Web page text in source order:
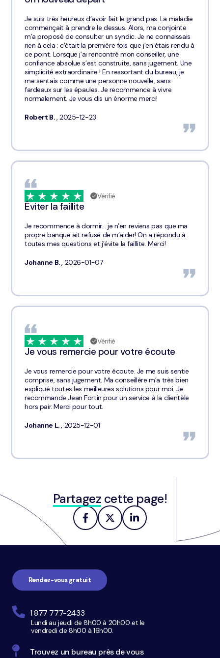
Je suis très heureux d’avoir fait le grand pas. La maladie
commençait à prendre le dessus. Alors, ma conjointe
m’a proposé de consulter un syndic. Je ne connaissais
rien à cela ; c’était la première fois que j’en étais rendu à
ce point. Lorsque j’ai rencontré mon conseiller, une
confiance absolue s’est construite, sans jugement. Une
simplicité extraordinaire ! En ressortant du bureau, je
me sentais comme une personne nouvelle, sans
fardeaux sur les épaules. Je recommence à vivre
normalement. Je vous dis un énorme merci!
Robert B., 2025-12-23
Vérifié
Éviter la faillite
Je recommence à dormir… je n’en reviens pas que ma
propre banque ait refusé de m’aider! On a répondu à
toutes mes questions et j’évite la faillite. Merci!
Johanne B., 2026-01-07
Vérifié
Je vous remercie pour votre écoute
Je vous remercie pour votre écoute. Je me suis sentie
comprise, sans jugement. Ma conseillère m’a très bien
expliqué toutes les meilleures solutions pour moi. Je
recommande Jean Fortin pour un service à la clientèle
hors pair. Merci pour tout.
Johanne L., 2025-12-01
Partagez cette page!
page
Rendez-vous gratuit
1 877 777-2433
Lundi au jeudi de 8h00 à 20h00 et le
vendredi de 8h00 à 16h00.
Trouvez un bureau près de vous